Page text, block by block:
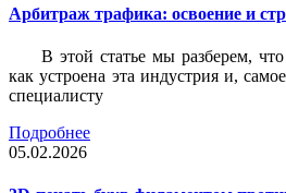
Арбитраж трафика: освоение и
В этой статье мы разберем,
как устроена эта индустрия и,
специалисту
Подробнее
05.02.2026